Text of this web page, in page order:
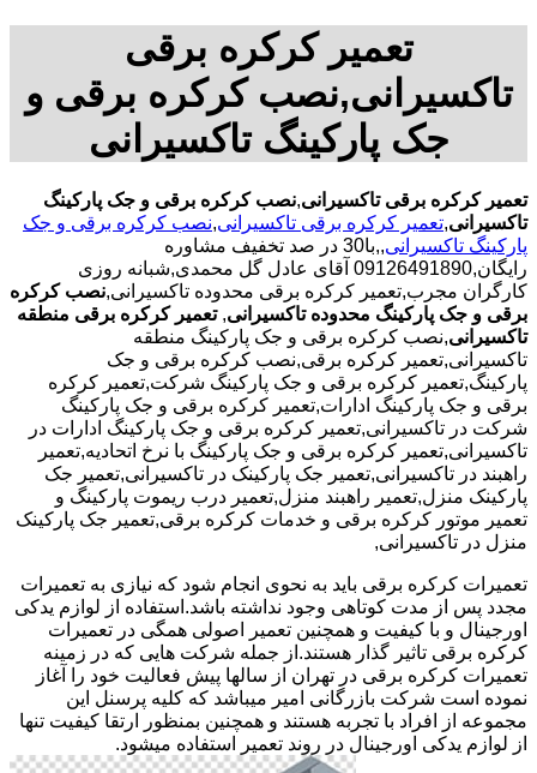
تعمیر کرکره برقی
تاکسیرانی,نصب کرکره برقی و
جک پارکینگ تاکسیرانی
تعمیر کرکره برقی تاکسیرانی,نصب کرکره برقی و جک پارکینگ
تاکسیرانی,تعمیر کرکره برقی تاکسیرانی,نصب کرکره برقی و جک
پارکینگ تاکسیرانی
,,با30 در صد تخفیف مشاوره
رایگان,09126491890 آقای عادل گل محمدی,شبانه روزی
کارگران مجرب,تعمیر کرکره برقی محدوده تاکسیرانی,نصب کرکره
برقی و جک پارکینگ محدوده تاکسیرانی, تعمیر کرکره برقی منطقه
تاکسیرانی,نصب کرکره برقی و جک پارکینگ منطقه
تاکسیرانی,تعمیر کرکره برقی,نصب کرکره برقی و جک
پارکینگ,تعمیر کرکره برقی و جک پارکینگ شرکت,تعمیر کرکره
برقی و جک پارکینگ ادارات,تعمیر کرکره برقی و جک پارکینگ
شرکت در تاکسیرانی,تعمیر کرکره برقی و جک پارکینگ ادارات در
تاکسیرانی,تعمیر کرکره برقی و جک پارکینگ با نرخ اتحادیه,تعمیر
راهبند در تاکسیرانی,تعمیر جک پارکینک در تاکسیرانی,تعمیر جک
پارکینک منزل,تعمیر راهبند منزل,تعمیر درب ریموت پارکینگ و
تعمیر موتور کرکره برقی و خدمات کرکره برقی,تعمیر جک پارکینک
منزل در تاکسیرانی,
تعمیرات کرکره برقی باید به نحوی انجام شود که نیازی به تعمیرات
مجدد پس از مدت کوتاهی وجود نداشته باشد.استفاده از لوازم یدکی
اورجینال و با کیفیت و همچنین تعمیر اصولی همگی در تعمیرات
کرکره برقی تاثیر گذار هستند.از جمله شرکت هایی که در زمینه
تعمیرات کرکره برقی در تهران از سالها پیش فعالیت خود را آغاز
نموده است شرکت بازرگانی امیر میباشد که کلیه پرسنل این
مجموعه از افراد با تجربه هستند و همچنین بمنظور ارتقا کیفیت تنها
از لوازم یدکی اورجینال در روند تعمیر استفاده میشود.